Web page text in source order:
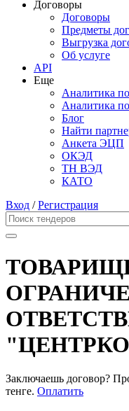
Договоры
Договоры
Предметы
Выгрузка
Об услуге
API
Еще
Аналитика
Аналитика
Блог
Найти
Анкета ЭЦП
ОКЭД
ТН ВЭД
КАТО
Вход /Регистрация
Заключаешь договор?
тенге. Оплатить